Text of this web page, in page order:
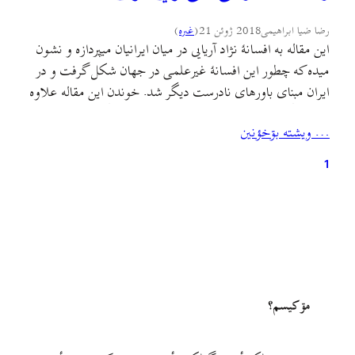
رضا ضیا ابراهیمی2018 ژوئن 21 (غىره)
این مقاله به افسانهٔ نژاد آریایی در میان ایرانیان میپردازه و نشون
میده که چطور این افسانهٔ غیرعلمی در جهان شکل گرفت و در
ایران مبنای باورهای نادرست دیگر شد. خوندن این مقاله علاوه
آشنایی بیشتر با جنبه‌های نژادگرایانه و فاشیستی دستگاه
آموزشی…
… ويشته بۊخؤنين
1
مۊ کيسم؟